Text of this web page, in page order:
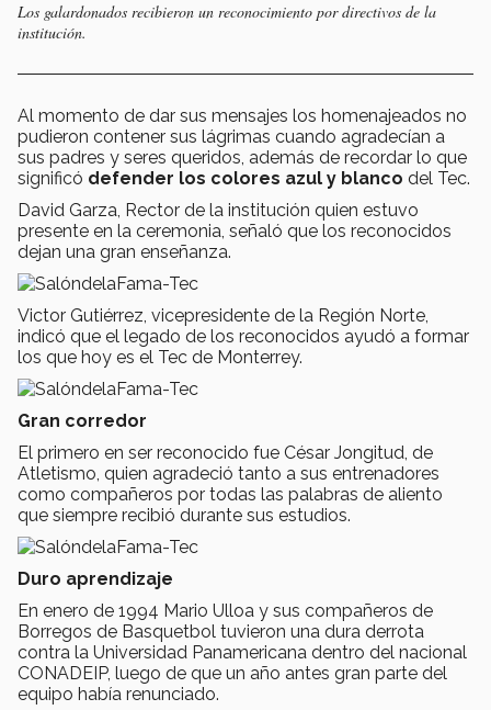
Los galardonados recibieron un reconocimiento por directivos de la
institución.
Al momento de dar sus mensajes los homenajeados no
pudieron contener sus lágrimas cuando agradecían a
sus padres y seres queridos, además de recordar lo que
significó defender los colores azul y blanco del Tec.
David Garza, Rector de la institución quien estuvo
presente en la ceremonia, señaló que los reconocidos
dejan una gran enseñanza.
Victor Gutiérrez, vicepresidente de la Región Norte,
indicó que el legado de los reconocidos ayudó a formar
los que hoy es el Tec de Monterrey.
Gran corredor
El primero en ser reconocido fue César Jongitud, de
Atletismo, quien agradeció tanto a sus entrenadores
como compañeros por todas las palabras de aliento
que siempre recibió durante sus estudios.
Duro aprendizaje
En enero de 1994 Mario Ulloa y sus compañeros de
Borregos de Basquetbol tuvieron una dura derrota
contra la Universidad Panamericana dentro del nacional
CONADEIP, luego de que un año antes gran parte del
equipo había renunciado.